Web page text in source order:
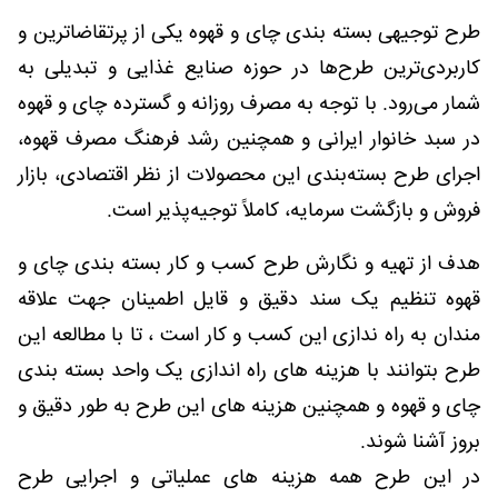
طرح توجیهی بسته بندی چای و قهوه یکی از پرتقاضاترین و
کاربردی‌ترین طرح‌ها در حوزه صنایع غذایی و تبدیلی به
شمار می‌رود. با توجه به مصرف روزانه و گسترده چای و قهوه
در سبد خانوار ایرانی و همچنین رشد فرهنگ مصرف قهوه،
اجرای طرح بسته‌بندی این محصولات از نظر اقتصادی، بازار
فروش و بازگشت سرمایه، کاملاً توجیه‌پذیر است.
هدف از تهیه و نگارش طرح کسب و کار بسته بندی چای و
قهوه تنظیم یک سند دقیق و قایل اطمینان جهت علاقه
مندان به راه ندازی این کسب و کار است ، تا با مطالعه این
طرح بتوانند با هزینه های راه اندازی یک واحد بسته بندی
چای و قهوه و همچنین هزینه های این طرح به طور دقیق و
بروز آشنا شوند.
در این طرح همه هزینه های عملیاتی و اجرایی طرح